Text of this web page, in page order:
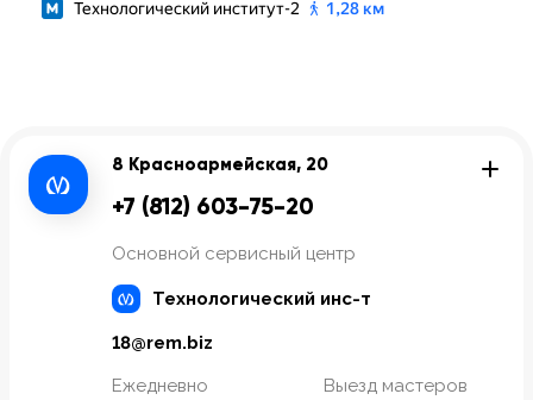
8 Красноармейская, 20
+7 (812) 603-75-20
Основной сервисный центр
Технологический инс-т
18@rem.biz
Ежедневно
Выезд мастеров